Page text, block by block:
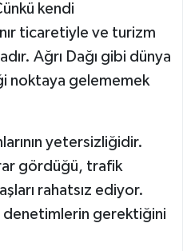
kendi
ticaretiyle ve turizm
Ağrı Dağı gibi dünya
noktaya gelememek
yetersizliğidir.
gördüğü, trafik
rahatsız ediyor.
denetimlerin gerektiğini